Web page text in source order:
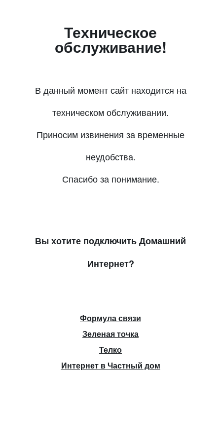
Техническое
обслуживание!
В данный момент сайт находится на
техническом обслуживании.
Приносим извинения за временные
неудобства.
Спасибо за понимание.
Вы хотите подключить Домашний
Интернет?
Формула связи
Зеленая точка
Телко
Интернет в Частный дом